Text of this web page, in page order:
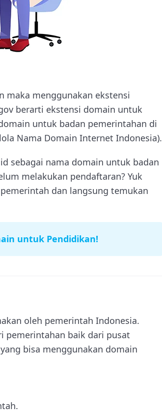
maka menggunakan ekstensi
berarti ekstensi domain untuk
untuk badan pemerintahan di
Nama Domain Internet Indonesia).
sebagai nama domain untuk badan
melakukan pendaftaran? Yuk
dan langsung temukan
untuk Pendidikan!
oleh pemerintah Indonesia.
pemerintahan baik dari pusat
bisa menggunakan domain